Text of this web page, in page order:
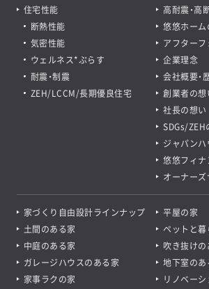
住宅性能
断熱性能
気密性能
ウェルネス*ぷらす
耐震・制震
ZEH/LCCM/長期優良住宅
高耐震・高
悠悠ホー
アフターフ
企業理念
会社概要・
創業者の想
社長の想い
SDGs/ZEH
ジャパン
悠悠フィ
オーナーズ
家づくり自由設計ラインナップ
平屋の家
土間のある家
ペットと
中庭のある家
吹き抜け
ガレージハウスのある家
地下室のあ
家事ラクの家
リノベーシ